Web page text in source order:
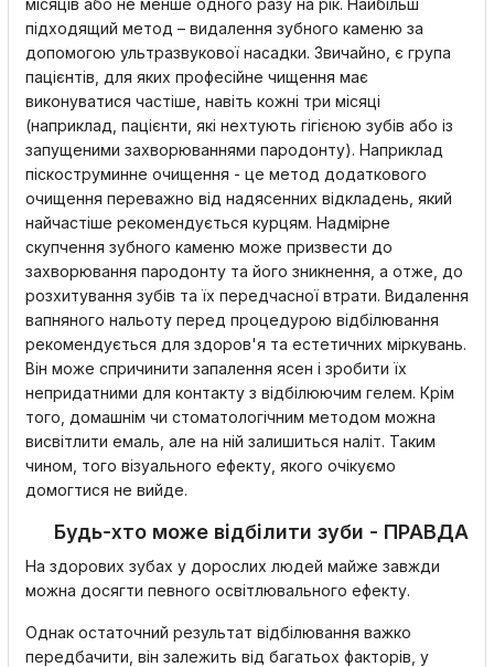
місяців або не менше одного разу на рік. Найбільш
підходящий метод – видалення зубного каменю за
допомогою ультразвукової насадки. Звичайно, є група
пацієнтів, для яких професійне чищення має
виконуватися частіше, навіть кожні три місяці
(наприклад, пацієнти, які нехтують гігієною зубів або із
запущеними захворюваннями пародонту). Наприклад
піскоструминне очищення - це метод додаткового
очищення переважно від надясенних відкладень, який
найчастіше рекомендується курцям. Надмірне
скупчення зубного каменю може призвести до
захворювання пародонту та його зникнення, а отже, до
розхитування зубів та їх передчасної втрати. Видалення
вапняного нальоту перед процедурою відбілювання
рекомендується для здоров'я та естетичних міркувань.
Він може спричинити запалення ясен і зробити їх
непридатними для контакту з відбілюючим гелем. Крім
того, домашнім чи стоматологічним методом можна
висвітлити емаль, але на ній залишиться наліт. Таким
чином, того візуального ефекту, якого очікуємо
домогтися не вийде.
Будь-хто може відбілити зуби - ПРАВДА
На здорових зубах у дорослих людей майже завжди
можна досягти певного освітлювального ефекту.
Однак остаточний результат відбілювання важко
передбачити, він залежить від багатьох факторів, у